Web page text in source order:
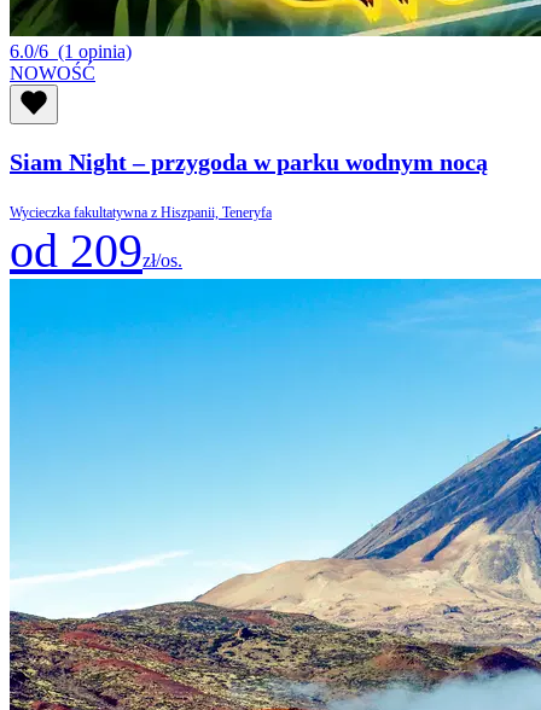
6.0/6 (1 opinia)
NOWOŚĆ
Siam Night – przygoda w parku wodnym nocą
Wycieczka fakultatywna z Hiszpanii, Teneryfa
od 209zł/os.